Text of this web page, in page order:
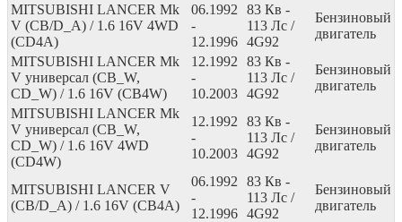
MITSUBISHI LANCER Mk
V (CB/D_A) / 1.6 16V 4WD
(CD4A)
06.1992
-
12.1996
83 Кв -
113 Лс /
4G92
Бензиновый
двигатель
MITSUBISHI LANCER Mk
V универсал (CB_W,
CD_W) / 1.6 16V (CB4W)
12.1992
-
10.2003
83 Кв -
113 Лс /
4G92
Бензиновый
двигатель
MITSUBISHI LANCER Mk
V универсал (CB_W,
CD_W) / 1.6 16V 4WD
(CD4W)
12.1992
-
10.2003
83 Кв -
113 Лс /
4G92
Бензиновый
двигатель
MITSUBISHI LANCER V
(CB/D_A) / 1.6 16V (CB4A)
06.1992
-
12.1996
83 Кв -
113 Лс /
4G92
Бензиновый
двигатель